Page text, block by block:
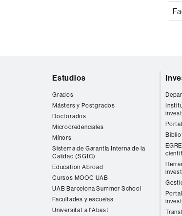
Estudios
Grados
Másters y Postgrados
Doctorados
Microcredenciales
Mínors
Sistema de Garantía Interna de la
Calidad (SGIC)
Education Abroad
Cursos MOOC UAB
UAB Barcelona Summer School
Facultades y escuelas
Universitat a l'Abast